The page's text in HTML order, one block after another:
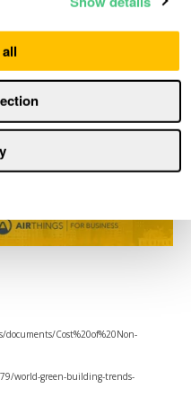
Cost%20of%20Non-
world-green-building-trends-